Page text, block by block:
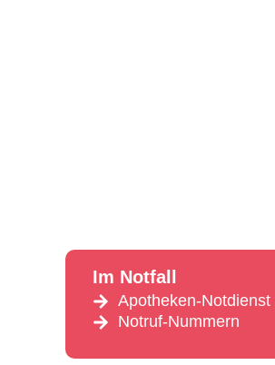
Im Notfall
Apotheken-Notdienst
Notruf-Nummern